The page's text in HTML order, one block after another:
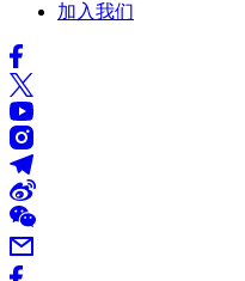
加入我们